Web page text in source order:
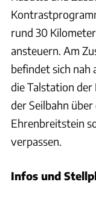
rund 30
ansteuern. Am
befindet sich nah
die Talstation der
der Seilbahn
Ehrenbreitstein
verpassen.
Infos und